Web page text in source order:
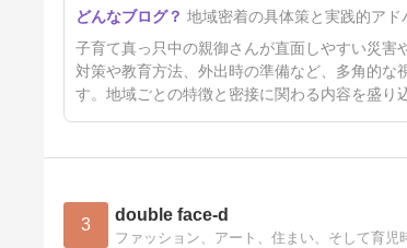
地域密着の具体策と実践的アド
子育て真っ只中の親御さんが直面しやすい災害
対策や教育方法、外出時の準備など、多角的
す。地域ごとの特徴と密接に関わる内容を盛り
3 double face-d
ファッション、アート、住まい、そして育児